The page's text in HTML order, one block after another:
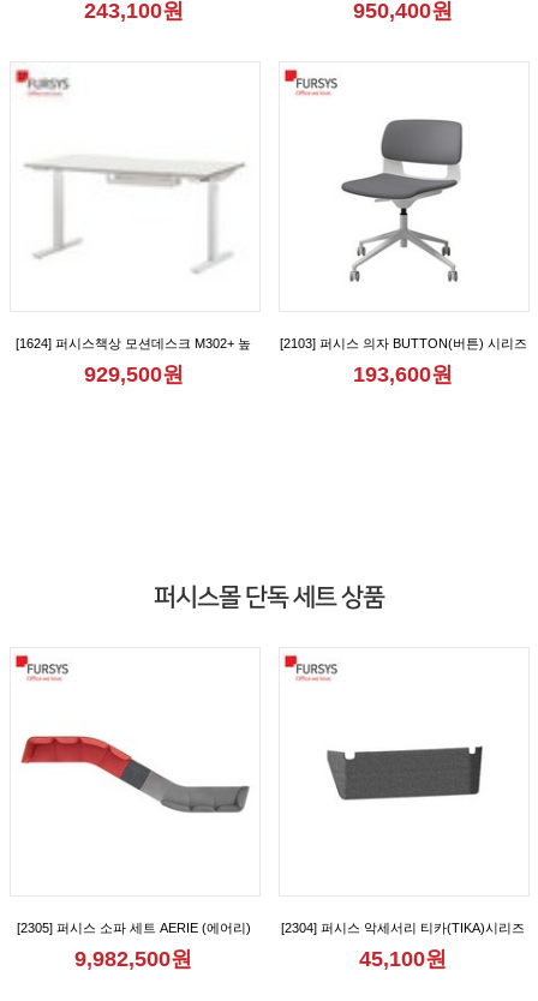
[FND712CB_FND712CBM_FND712CR_FND712CRM_FND712CRA_FND712CRAM]
243,100원 950,400원
[1624] 퍼시스책상 모션데스크 M302+ 높
이조절책상 [FKD018N]
929,500원
[2103] 퍼시스 의자 BUTTON(버튼) 시리즈
회의용 학생용 리프트업 캐스터 사무용 의
자 [CH0020MQ_CH0020MQD]
193,600원
퍼시스몰 단독 세트 상품
[2305] 퍼시스 소파 세트 AERIE (에어리)
모듈 8인 150° 형 소파 [CS61D08D]
9,982,500원
[2304] 퍼시스 악세서리 티카(TIKA)시리즈
2인용 가림판 [CGR1012M]
45,100원